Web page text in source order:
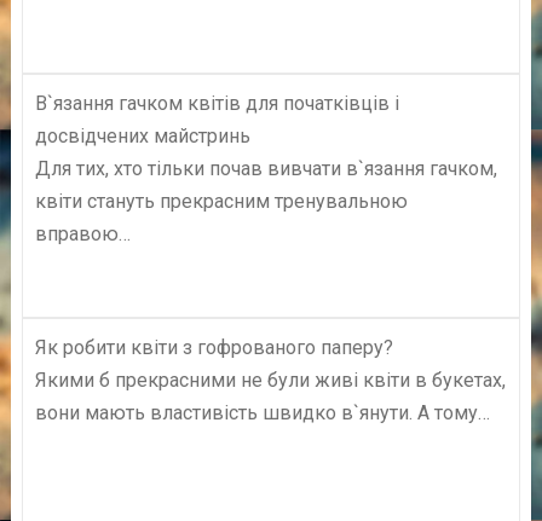
В`язання гачком квітів для початківців і
досвідчених майстринь
Для тих, хто тільки почав вивчати в`язання гачком,
квіти стануть прекрасним тренувальною
вправою…
Як робити квіти з гофрованого паперу?
Якими б прекрасними не були живі квіти в букетах,
вони мають властивість швидко в`янути. А тому…